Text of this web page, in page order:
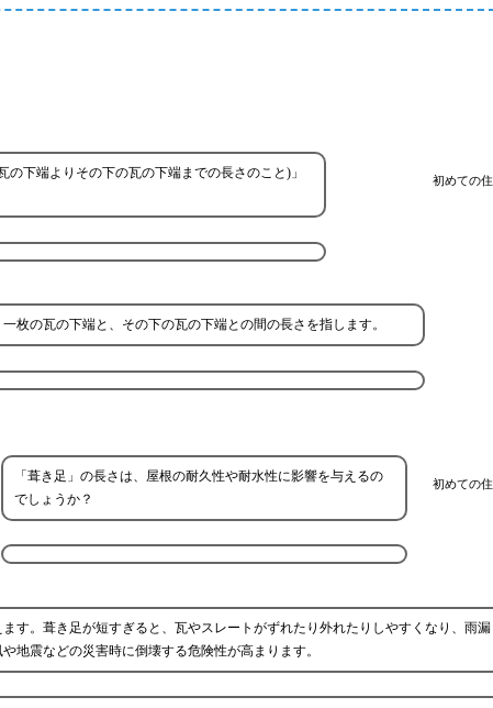
初めての
下端よりその下の瓦の下端までの長さのこと)」
枚の瓦の下端と、その下の瓦の下端との間の長さを指します。
初めての
「葺き足」の長さは、屋根の耐久性や耐水性に影響を与えるの
でしょうか？
す。葺き足が短すぎると、瓦やスレートがずれたり外れたりしやすくなり、雨
地震などの災害時に倒壊する危険性が高まります。